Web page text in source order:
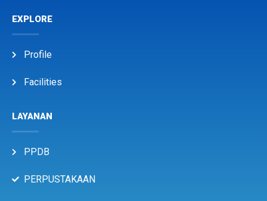
EXPLORE
Profile
Facilities
LAYANAN
PPDB
PERPUSTAKAAN